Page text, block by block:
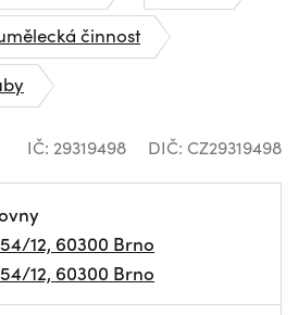
činnost
IČ: 29319498 DIČ: CZ29319498
12, 60300 Brno
12, 60300 Brno